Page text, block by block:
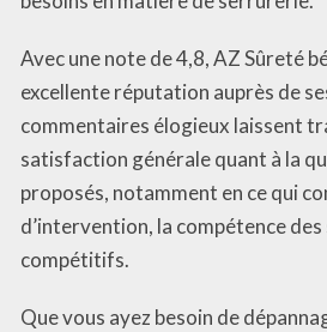
Avec une note de 4,8, AZ Sûreté
excellente réputation auprès de
commentaires élogieux laissent
satisfaction générale quant à la
proposés, notamment en ce qui
d’intervention, la compétence
compétitifs.
Que vous ayez besoin de